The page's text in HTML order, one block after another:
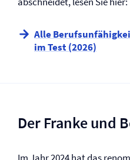
Alle
im Test (2026)
Der Franke und